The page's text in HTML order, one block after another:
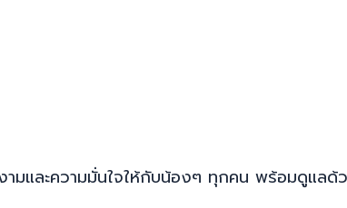
มและความมั่นใจให้กับน้องๆ ทุกคน พร้อมดูแลด้